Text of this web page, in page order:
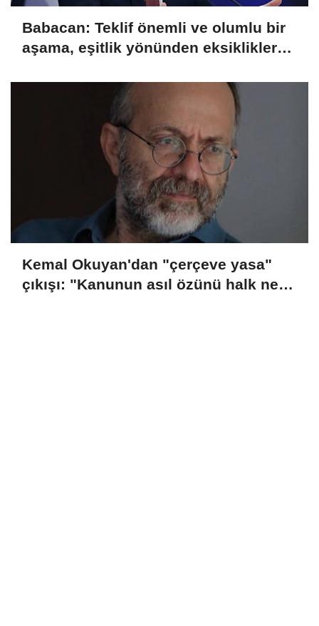
Babacan: Teklif önemli ve olumlu bir
aşama, eşitlik yönünden eksiklikler
Kemal Okuyan'dan "çerçeve yasa"
çıkışı: "Kanunun asıl özünü halk ne